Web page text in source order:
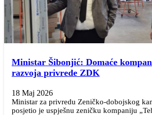
Ministar Šibonjić: Domaće
razvoja privrede ZDK
18 Maj 2026
Ministar za privredu Zeničko-dobojskog
posjetio je uspješnu zeničku kompaniju